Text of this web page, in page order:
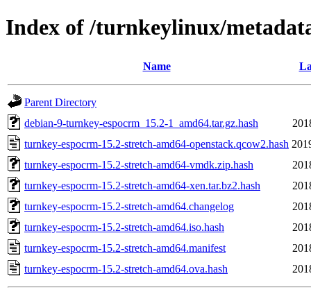
Index of /turnkeylinux/
Name
Parent Directory
debian-9-turnkey-espocrm_15.2-1_amd64.tar.gz.hash
turnkey-espocrm-15.2-stretch-amd64-openstack.qcow2.hash
turnkey-espocrm-15.2-stretch-amd64-vmdk.zip.hash
turnkey-espocrm-15.2-stretch-amd64-xen.tar.bz2.hash
turnkey-espocrm-15.2-stretch-amd64.changelog
turnkey-espocrm-15.2-stretch-amd64.iso.hash
turnkey-espocrm-15.2-stretch-amd64.manifest
turnkey-espocrm-15.2-stretch-amd64.ova.hash